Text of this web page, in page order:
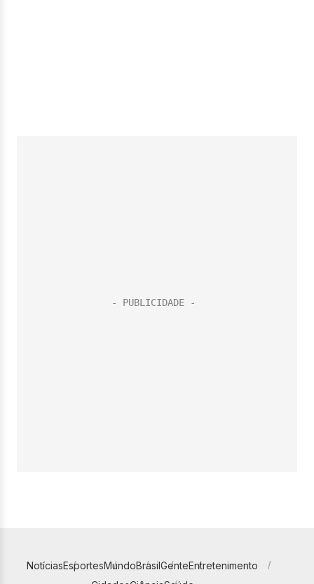
NotíciasEsportesMundoBrasilGenteEntretenimento